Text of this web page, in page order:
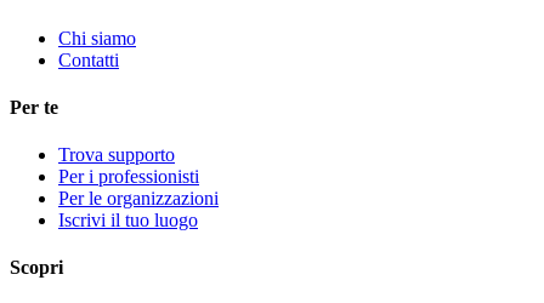
Chi siamo
Contatti
Per te
Trova supporto
Per i professionisti
Per le organizzazioni
Iscrivi il tuo luogo
Scopri